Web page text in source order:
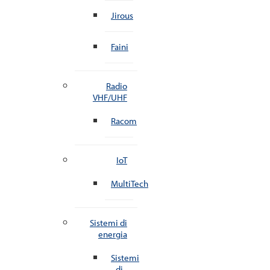
Jirous
Faini
Radio
VHF/UHF
Racom
IoT
MultiTech
Sistemi di
energia
Sistemi